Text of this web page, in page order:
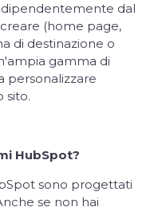
dal
(home page,
di destinazione o
gamma di
personalizzare
sito.
HubSpot?
sono progettati
se non hai